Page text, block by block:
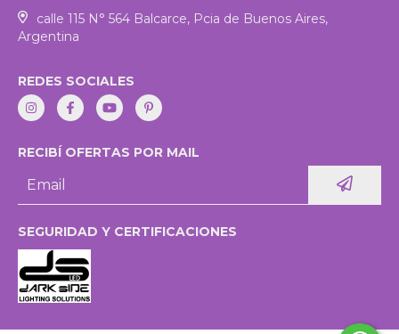
calle 115 N° 564 Balcarce, Pcia de Buenos Aires,
Argentina
REDES SOCIALES
RECIBÍ OFERTAS POR MAIL
SEGURIDAD Y CERTIFICACIONES